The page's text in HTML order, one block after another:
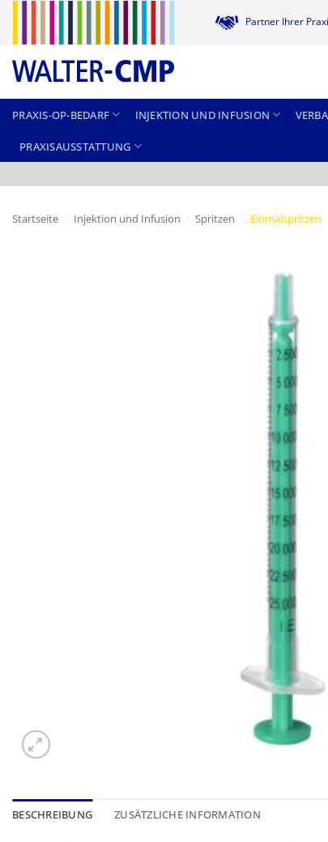
springen
Partner Ihrer
PRAXIS-OP-BEDARF INJEKTION UND INFUSION
PRAXISAUSSTATTUNG
Startseite / Injektion und Infusion / Spritzen / Einmalspritzen
BESCHREIBUNG ZUSÄTZLICHE INFORMATION